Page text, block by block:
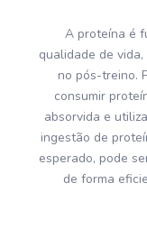
A proteína é
qualidade de
no pós-treino.
consumir
absorvida e
ingestão de
esperado, pode
de forma